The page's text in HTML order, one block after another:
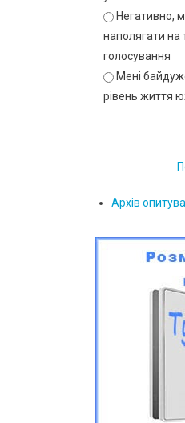
Негативно,
наполягати на
голосування
Мені
рівень життя
Архів